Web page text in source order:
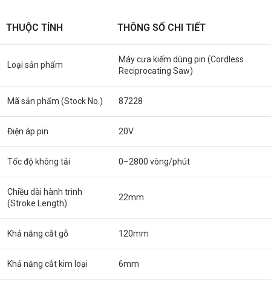
THUỘC TÍNH THÔNG SỐ CHI TIẾT
Loại sản phẩm
Máy cưa kiếm dùng pin (Cordless
Reciprocating Saw)
Mã sản phẩm (Stock No.) 87228
Điện áp pin 20V
Tốc độ không tải 0–2800 vòng/phút
Chiều dài hành trình
(Stroke Length)
22mm
Khả năng cắt gỗ 120mm
Khả năng cắt kim loại 6mm